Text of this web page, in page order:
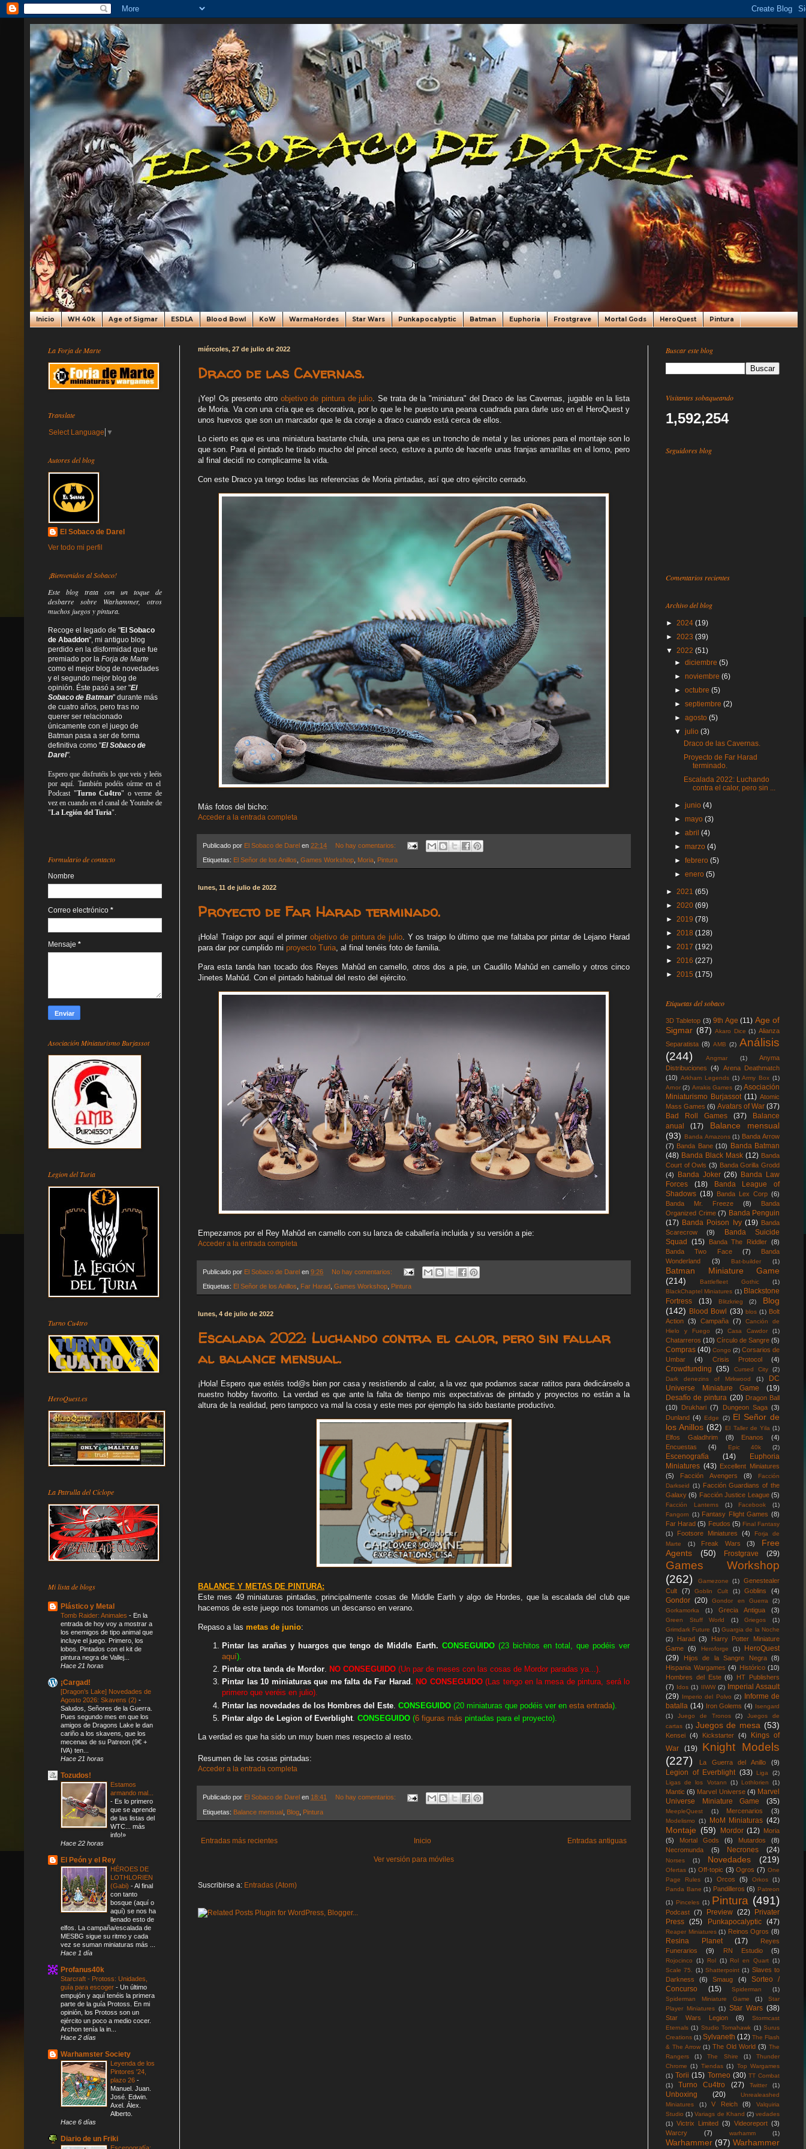
Inicio WH 40k Age of Sigmar ESDLA Blood Bowl KoW WarmaHordes Star Wars Punkapocalyptic Batman Euphoria Frostgrave Mortal Gods HeroQuest Pintura
miércoles, 27 de julio de 2022
Draco de las Cavernas.
¡Yep! Os presento otro objetivo de pintura de julio. Se trata de la "miniatura" del Draco de las Cavernas, jugable en la lista
de Moria. Va con una cría que es decorativa, por lo que le he puesto una peana cuadrada para darle uso en el HeroQuest y
unos huevos que son un marcador que le da coraje a draco cuando está cerca de ellos.
Lo cierto es que es una miniatura bastante chula, una pena que es un troncho de metal y las uniones para el montaje son lo
que son. Para el pintado he tirado mucho del pincel seco, estuve a punto de hacerle unas franjas amarillas en el lomo, pero
al final decidí no complicarme la vida.
Con este Draco ya tengo todas las referencias de Moria pintadas, así que otro ejército cerrado.
Más fotos del bicho:
Acceder a la entrada completa
Publicado por El Sobaco de Darel en 22:14 No hay comentarios:
Etiquetas: El Señor de los Anillos Games Workshop Moria Pintura
lunes, 11 de julio de 2022
Proyecto de Far Harad terminado.
¡Hola! Traigo por aquí el primerobjetivo de pintura de julio. Y os traigo lo último que me faltaba por pintar de Lejano Harad
para dar por cumplido mi proyecto Turia, al final tenéis foto de familia.
Para esta tanda han tocado dos Reyes Mahûd en camello, otros dos a pie, un Caudillo Mahûd en camello y otros cinco
Jinetes Mahûd. Con el pintado habitual del resto del ejército.
Empezamos por el Rey Mahûd en camello con su lanza de caballería incluida y su versión a pie:
Acceder a la entrada completa
Publicado por El Sobaco de Darel en 9:26 No hay comentarios:
Etiquetas: El Señor de los Anillos Far Harad Games Workshop Pintura
lunes, 4 de julio de 2022
Escalada 2022: Luchando contra el calor, pero sin fallar
al balance mensual.
¡Hola! Espero que estéis tod@s bien por casa y resistiendo al calor, a la vez que podamos sacar ratitos para dedicárselo a
nuestro hobby favorito. La verdad es que ante la falta de tiempo mis expectativas de pintado y proyectos no están a la
altura de la realidad, pero tampoco va mal la cosa y este mes por ejemplo ha sido bastante productivo.
BALANCE Y METAS DE PINTURA:
Este mes 49 miniaturas pintadas, principalmente cosas de Middle Earth y algo de Hordes, que la escalada del club que
hacemos de este juego nos tomamos un descanso en verano.
Repaso a las metas de junio:
Pintar las arañas y huargos que tengo de Middle Earth. CONSEGUIDO(23 bichitos en total, que podéis ver
aquí).
Pintar otra tanda de Mordor. NO CONSEGUIDO (Un par de meses con las cosas de Mordor paradas ya...).
Pintar las 10 miniaturas que me falta de Far Harad . NO CONSEGUIDO(Las tengo en la mesa de pintura, será lo
primero que veréis en julio).
Pintar las novedades de los Hombres del Este CONSEGUIDO (20 miniaturas que podéis ver en esta entrada).
Pintar algo de Legion of Everblight. CONSEGUIDO (6 figuras más pintadas para el proyecto).
La verdad es que ha sido un muy buen mes respecto al resto.
Resumen de las cosas pintadas:
Acceder a la entrada completa
Publicado por El Sobaco de Darel en 18:41 No hay comentarios:
Etiquetas: Balance mensual Blog Pintura
Entradas más recientes Entradas antiguas
Inicio
Ver versión para móviles
Suscribirse a: Entradas (Atom)
La Forja de Marte
Translate
Select Language ▼
Autores del blog
El Sobaco de Darel
Ver todo mi perfil
¡Bienvenidos al Sobaco!
Este blog trata con un toque de
desbarre sobre Warhammer, otros
muchos juegos y pintura.
Recoge el legado de "El Sobaco
de Abaddon", mi antiguo blog
perdido en la disformidad que fue
premiado por la Forja de Marte
como el mejor blog de novedades
y el segundo mejor blog de
opinión. Éste pasó a ser "El
Sobaco de Batman" durante más
de cuatro años, pero tras no
querer ser relacionado
únicamente con el juego de
Batman pasa a ser de forma
definitiva como "El Sobaco de
Darel".
Espero que disfrutéis lo queveis yleéis
por aquí. También podéis oírme en el
Podcast "Turno Cu4tro" o verme de
vez en cuando en el canal de Youtube de
"La Legión del Turia".
Formulario de contacto
Nombre
Correo electrónico *
Mensaje *
Asociación Miniaturismo Burjassot
Legion del Turia
Turno Cu4tro
HeroQuest.es
La Patrulla del Cíclope
Mi lista de blogs
Plástico y Metal
Tomb Raider: Animales - En la
entrada de hoy voy a mostrar a
los enemigos de tipo animal que
incluye el juego. Primero, los
lobos. Pintados con el kit de
pintura negra de Vallej...
Hace 21 horas
¡Cargad!
[Dragon’s Lake] Novedades de
Agosto 2026: Skavens (2) -
Saludos, Señores de la Guerra.
Pues segundo mes en que los
amigos de Dragons Lake le dan
cariño a los skavens, que los
mecenas de su Patreon (9€ +
IVA) ten...
Hace 21 horas
Tozudos!
Estamos
armando mal...
- Es lo primero
que se aprende
de las listas del
WTC... más
info!»
Hace 22 horas
El Peón y el Rey
HÉROES DE
LOTHLORIEN
(Gabi) -Al final
con tanto
bosque (aquí o
aquí) se nos ha
llenado esto de
elfos. La campaña/escalada de
MESBG sigue su ritmo y cada
vez se suman miniaturas más ...
Hace 1 día
Profanus40k
Starcraft - Protoss: Unidades,
guía para escoger - Un último
empujón y aquí tenéis la primera
parte de la guía Protoss. En mi
opinión, los Protoss son un
ejército un poco a medio cocer.
Archon tenía la in...
Hace 2 días
Warhamster Society
Leyenda de los
Pintores '24,
plazo 26 -
Manuel. Juan.
José. Edwin.
Axel. Álex.
Alberto.
Hace 6 días
Diario de un Friki
Buscar este blog
Visitantes sobaqueando
1,592,254
Seguidores blog
Comentarios recientes
Archivo del blog
► 2024 (19)
► 2023 (39)
▼ 2022 (51)
►diciembre(5)
►noviembre(6)
►octubre(5)
►septiembre(2)
►agosto(5)
▼julio(3)
Draco de las Cavernas.
Proyecto de Far Harad
terminado.
Escalada 2022: Luchando
contra el calor, pero sin ...
►junio(4)
►mayo(3)
►abril(4)
►marzo(4)
►febrero(5)
►enero(5)
► 2021 (65)
► 2020 (69)
► 2019 (78)
► 2018 (128)
► 2017 (192)
► 2016 (227)
► 2015 (175)
Etiquetas del sobaco
3D Tabletop (3) 9th Age (11) Age of
Sigmar (87) Akaro Dice (1) Alianza
Separatista (8) AMB (2) Análisis
(244)
Angmar (1)
Anyma
Distribuciones
(4)
Arena Deathmatch
(10) Arkham Legends (1) Army Box (1)
Arnor (2) Arrakis Games (2) Asociación
Miniaturismo Burjassot (11) Atomic
Mass Games (6) Avatars of War (37)
Bad Roll Games
(37)
Balance
anual
(17)
Balance mensual
(93)
Banda Amazons (1) Banda Arrow
(7) Banda Bane (10)
Banda Batman
(48) Banda Black Mask (12) Banda
Court of Owls (3) Banda Gorilla Grodd
(4)
Banda Joker (26) Banda Law
Forces
(18)
Banda League of
Shadows (18) Banda Lex Corp (6)
Banda Mr. Freeze
(8)
Banda
Organized Crime (7) Banda Penguin
(17) Banda Poison Ivy (19) Banda
Scarecrow
(9)
Banda Suicide
Squad
(15) Banda The Riddler (8)
Banda Two Face
(7)
Banda
Wonderland
(3) Bat-builder (1)
Batman Miniature Game
(214)
Battlefleet Gothic
(1)
BlackChaptel Miniatures (1) Blackstone
Fortress
(13) Blitzkrieg (2)
Blog
(142) Blood Bowl (33) blos (1) Bolt
Action (3) Campaña (7)
Canción de
Hielo y Fuego
(2) Casa Cawdor (1)
Chatarreros (10) Círculo de Sangre (5)
Compras (40) Congo (2) Corsarios de
Umbar
(4) Crisis Protocol (4)
Crowdfunding (35) Cursed City
(2)
Dark denezins of Mirkwood
(1)
DC
Universe Miniature Game
(19)
Desafío de pintura (20) Dragon Ball
(10)
Drukhari (7) Dungeon Saga (3)
Dunland (4) Edge (2) El Señor de
los Anillos (82) El Taller de Yila (1)
Elfos Galadhrim (8) Enanos
(4)
Encuestas
(4) Epic 40k (2)
Escenografía (14)
Euphoria
Miniatures (43) Excellent Miniatures
(5)
Facción Avengers (8)
Facción
Darkseid (1) Facción Guardians of the
Galaxy (6) Facción Justice League (5)
Facción Lanterns (1) Facebook
(1)
Fangorn (1) Fantasy Flight Games (8)
Far Harad (5) Feudos (5) Final Fantasy
(1)
Footsore Miniatures (4)
Forja de
Marte
(1) Freak Wars (3)
Free
Agents
(50) Frostgrave (29)
Games Workshop
(262)
Gamezone (1)
Genestealer
Cult
(7) Goblin Cult (1) Goblins (4)
Gondor (20) Gondor en Guerra
(2)
Gorkamorka
(1) Grecia Antigua (3)
Green Stuff World (1) Griegos
(1)
Grimdark Future (1) Guargia de la Noche
(2)
Harad (3)
Harry Potter Miniature
Game
(6) Heroforge (1)
HeroQuest
(29)
Hijos de la Sangre Negra
(8)
Hispania Wargames (4) Histórico (10)
Hombres del Este (6)
HT Publishers
(7) Idos (1) IIWW (2)
Imperial Assault
(29) Imperio del Polvo (2)
Informe de
batalla (14) Iron Golems (4) Isengard
(1)
Juego de Tronos (2)
Juegos de
cartas (1) Juegos de mesa (53)
Kensei (4) Kickstarter (4)
Kings of
War
(19)
Knight Models
(227)
La Guerra del Anillo (9)
Legion of Everblight (33) Liga
(2)
Ligas de los Votann
(1) Lothlorien (1)
Mantic (6) Marvel Universe (4) Marvel
Universe Miniature Game
(35)
MeepleQuest (1) Mercenarios (3)
Modelismo (1) MoM Miniaturas (42)
Montaje (59) Mordor (12) Moria
(5)
Mortal Gods (6) Mutardos
(8)
Necromunda
(5) Necrones (24)
Norses (1) Novedades (219)
Ofertas (1) Off-topic (3) Ogros (7) One
Page Rules
(1) Orcos (5) Orkos
(1)
Panda Bane (1) Pandilleros (6) Patreon
(1) Pinceles (1) Pintura (491)
Podcast (7) Preview (22)
Privater
Press (25) Punkapocalyptic (47)
Reaper Miniatures (1) Reinos Ogros (8)
Resina Planet (17)
Reyes
Funerarios
(9) RN Estudio (5)
Rojocinco (1) Rol (1) Rol en Quart (1)
Scale 75.
(1) Shatterpoint (1) Slaves to
Darkness
(6) Smaug (4)
Sorteo /
Concurso
(15) Spiderman
(1)
Spiderman Miniature Game
(1)
Star
Player Miniatures (1) Star Wars (38)
Star Wars Legion (8)
Stormcast
Eternals (1) Studio Tomahawk (1) Surus
Creations (1) Sylvaneth (12) The Flash
& The Arrow (1) The Old World (3) The
Rangers
(1) The Shire (1)
Thunder
Chrome (1) Tiendas (1) Top Wargames
(1) Torii (15) Torneo (30) TT Combat
(1)
Turno Cu4tro (27) Twitter (1)
Unboxing (20)
Unrealeashed
Miniatures
(1) V Reich (8)
Valquiria
Studio (1) Variags de Khand (2) vedades
(1) Victrix Limited (3) Videoreport (3)
Warcry
(7) warhamm (1)
Warhammer (97) Warhammer